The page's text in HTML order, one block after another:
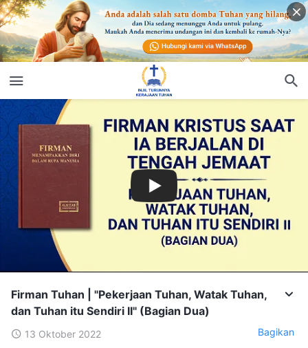
Firman Tuhan | "Pekerjaan Tuhan, Watak Tuhan,
dan Tuhan itu Sendiri II" (Bagian Dua)
13 Oktober 2022 Bagikan